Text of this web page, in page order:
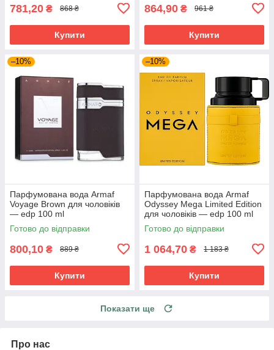
781,20 ₴ 868 ₴
Купити
864,90 ₴ 961 ₴
Купити
–10%
Парфумована вода Armaf
Voyage Brown для чоловіків
— edp 100 ml
Готово до відправки
800,10 ₴ 889 ₴
Купити
–10%
Парфумована вода Armaf
Odyssey Mega Limited Edition
для чоловіків — edp 100 ml
Готово до відправки
1 064,70 ₴ 1 183 ₴
Купити
Показати ще
Про нас